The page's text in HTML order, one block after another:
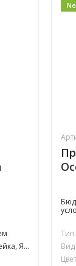
Язь
Тип